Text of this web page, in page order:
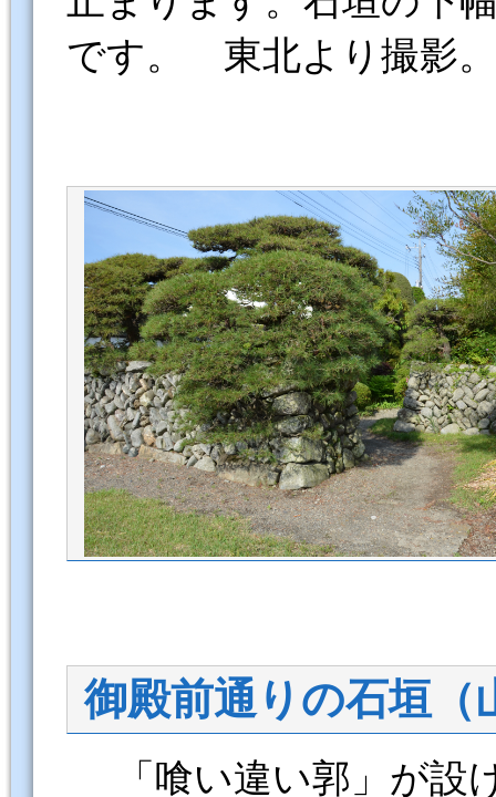
です。 東北より撮影。
御殿前通りの石垣（
「喰い違い郭」が設